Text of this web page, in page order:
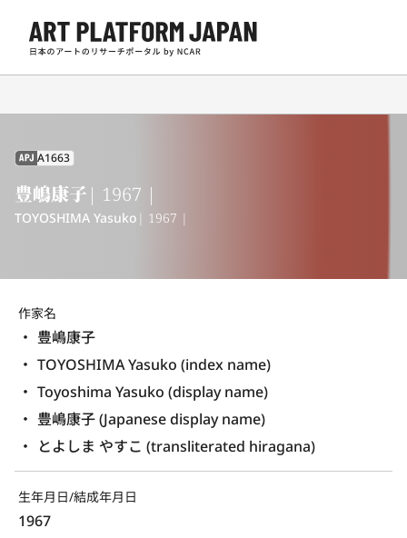
APJ A1663
豊嶋康子 | 1967 |
TOYOSHIMA Yasuko | 1967 |
作家名
豊嶋康子
TOYOSHIMA Yasuko (index name)
Toyoshima Yasuko (display name)
豊嶋康子 (Japanese display name)
とよしま やすこ (transliterated hiragana)
生年月日/結成年月日
1967